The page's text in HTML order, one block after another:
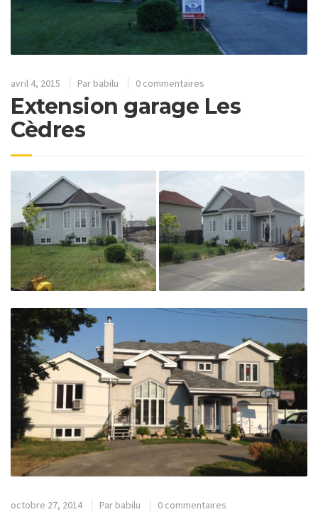
avril 4, 2015 Par babilu 0 commentaires
Extension garage Les
Cèdres
octobre 27, 2014 Par babilu 0 commentaires